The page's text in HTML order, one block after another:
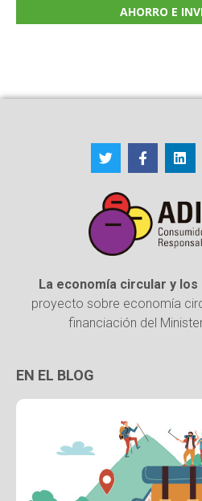
AHORRO E
La economía circular y
proyecto sobre economía
financiación del
EN EL BLOG